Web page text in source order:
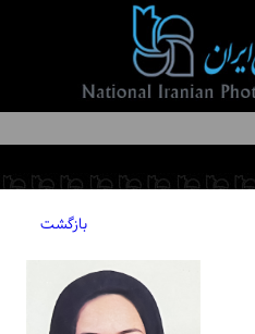
بازگشت